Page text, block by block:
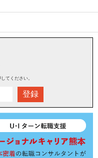
てください。
登録